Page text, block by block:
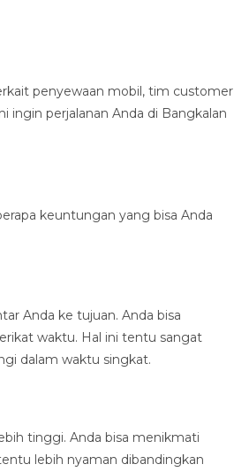
penyewaan mobil, tim customer
ingin perjalanan Anda di Bangkalan
keuntungan yang bisa Anda
Anda ke tujuan. Anda bisa
waktu. Hal ini tentu sangat
dalam waktu singkat.
tinggi. Anda bisa menikmati
lebih nyaman dibandingkan